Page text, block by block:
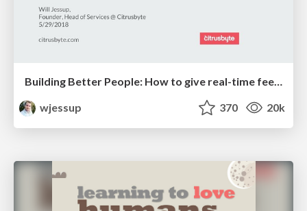
Building Better People: How to give real-time feedback that sticks.
wjessup
370 20k